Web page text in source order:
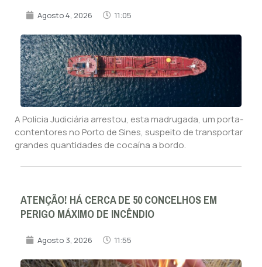
Agosto 4, 2026 11:05
A Polícia Judiciária arrestou, esta madrugada, um porta-
contentores no Porto de Sines, suspeito de transportar
grandes quantidades de cocaína a bordo.
ATENÇÃO! HÁ CERCA DE 50 CONCELHOS EM
PERIGO MÁXIMO DE INCÊNDIO
Agosto 3, 2026 11:55